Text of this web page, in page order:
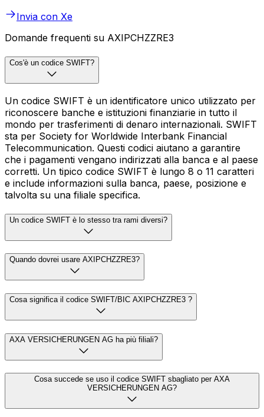
Invia con Xe
Domande frequenti su AXIPCHZZRE3
Cos'è un codice SWIFT?
Un codice SWIFT è un identificatore unico utilizzato per
riconoscere banche e istituzioni finanziarie in tutto il
mondo per trasferimenti di denaro internazionali. SWIFT
sta per Society for Worldwide Interbank Financial
Telecommunication. Questi codici aiutano a garantire
che i pagamenti vengano indirizzati alla banca e al paese
corretti. Un tipico codice SWIFT è lungo 8 o 11 caratteri
e include informazioni sulla banca, paese, posizione e
talvolta su una filiale specifica.
Un codice SWIFT è lo stesso tra rami diversi?
Quando dovrei usare AXIPCHZZRE3?
Cosa significa il codice SWIFT/BIC AXIPCHZZRE3 ?
AXA VERSICHERUNGEN AG ha più filiali?
Cosa succede se uso il codice SWIFT sbagliato per AXA
VERSICHERUNGEN AG?